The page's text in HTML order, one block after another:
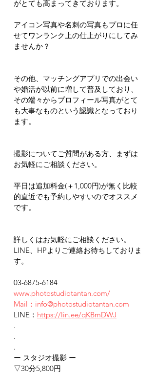
がとても高まってきております。
アイコン写真や名刺の写真もプロに任
せてワンランク上の仕上がりにしてみ
ませんか？
その他、マッチングアプリでの出会い
や婚活が以前に増して普及しており、
その端々からプロフィール写真がとて
も大事なものという認識となっており
ます。
撮影についてご質問がある方、まずは
お気軽にご相談ください。
平日は追加料金(＋1,000円)が無く比較
的直近でも予約しやすいのでオススメ
です。
詳しくはお気軽にご相談ください。
LINE、HPよりご連絡お待ちしておりま
す。
03-6875-6184
www.photostudiotantan.com/
Mail：info@photostudiotantan.com
LINE： https://lin.ee/qKBmDWJ
.
.
.
ー スタジオ撮影 ー
▽30分5,800円